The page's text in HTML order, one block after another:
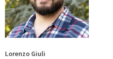
Lorenzo Giuli